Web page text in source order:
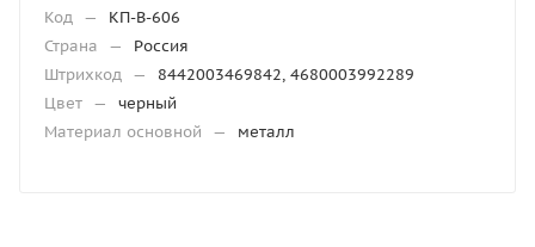
Код —
КП-В-606
Страна
—
Россия
Штрихкод —
8442003469842, 4680003992289
Цвет —
черный
Материал основной
— металл